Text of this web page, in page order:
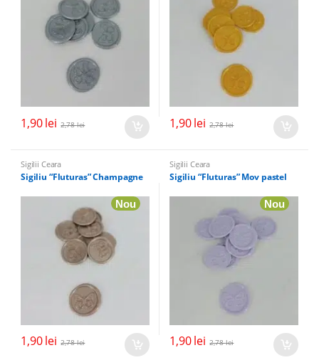
1,90lei 2,78lei 1,90lei 2,78lei
Sigilii Ceara
Sigiliu “Fluturas” Champagne
Nou
1,90lei 2,78lei
Sigilii Ceara
Sigiliu “Fluturas” Mov pastel
Nou
1,90lei 2,78lei